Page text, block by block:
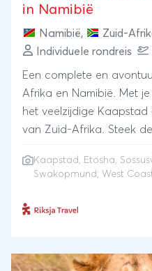
in Namibië
Namibië, Zuid-
Individuele rondreis
Een complete en
Afrika en Namibië. Met
het veelzijdige
van Zuid-Afrika. Steek
zandduinen van de
zoek naar wildlife in
Kaapse kusten naar
landschappen centraal
Kaapstad , Etosha,
Swakopmund , West